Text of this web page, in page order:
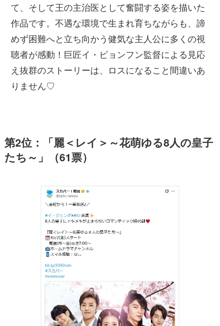
て、そして王の主治医として奮闘する姿を描いた
作品です。不遇な環境で生まれ育ちながらも、諦
めず困難へと立ち向かう健気な主人公に多くの視
聴者が感動！巨匠イ・ビョンフン監督による見応
え抜群のストーリーは、ロスになること間違いあ
りません♡
第2位：「麗＜レイ＞～花萌ゆる8人の皇子
たち～」（61票）